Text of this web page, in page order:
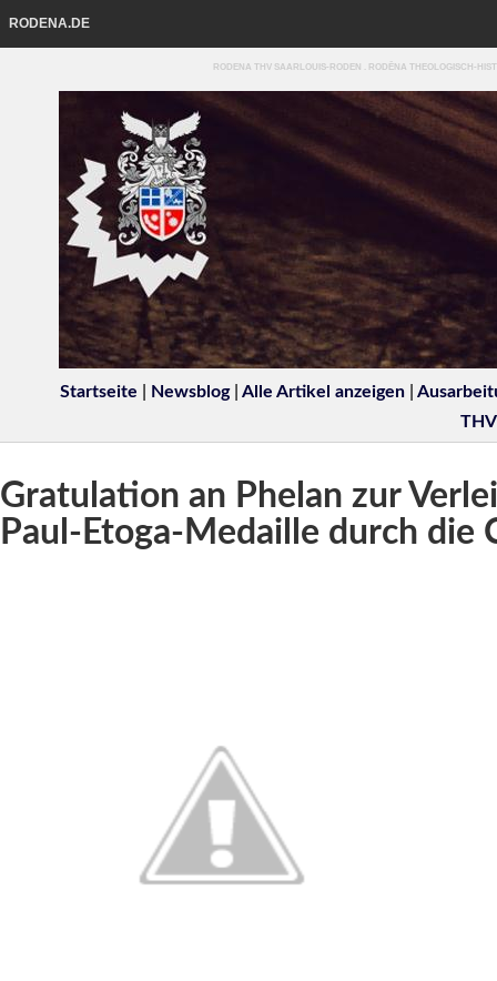
RODENA.DE
RODENA THV SAARLOUIS-RODEN . RODĒNA THEOLOGISCH-
Startseite Newsblog| Alle Artikel anzeigen
THV
Gratulation an Phelan zur
Paul-Etoga-Medaille durch die